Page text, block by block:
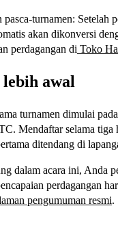
pasca-turnamen: Setelah
akan dikonversi
perdagangan di Toko
awal
turnamen dimulai
Mendaftar selama tiga
ditendang di
dalam acara ini, Anda
perdagangan
pengumuman resmi.